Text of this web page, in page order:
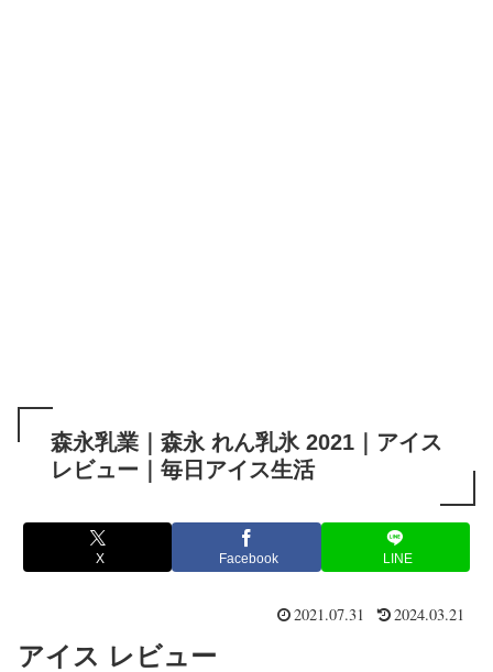
森永乳業｜森永 れん乳氷 2021｜アイス
レビュー｜毎日アイス生活
X Facebook LINE
2021.07.31 2024.03.21
アイス レビュー